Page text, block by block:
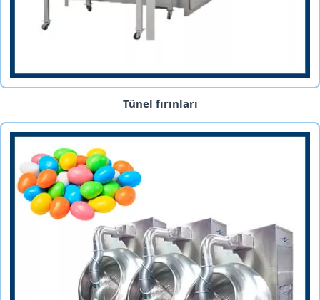
Tünel fırınları